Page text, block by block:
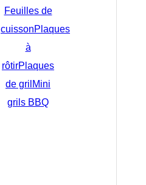
Feuilles de
cuissonPlaques
à
rôtirPlaques
de gril Mini
grils BBQ